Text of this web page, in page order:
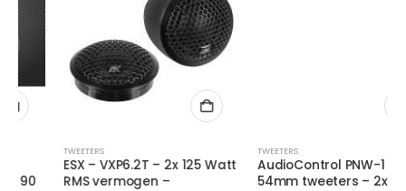
ESX – VXP6.2T – 2x 125 Watt
RMS vermogen –
AudioControl PNW-1 –
54mm tweeters – 2x 100